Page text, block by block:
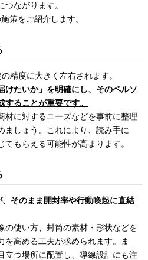
ながります。
策をご紹介します。
精度に大きく左右されます。
けたいか」を明確にし、そのペルソ
ることが重要です。
材に対するニーズなどを事前に整理
ましょう。これにより、読み手に
てもらえる可能性が高まります。
そのまま開封率や行動喚起に直結
の使い方、封筒の素材・形状などを
を高める工夫が求められます。ま
立つ場所に配置し、導線設計にも注